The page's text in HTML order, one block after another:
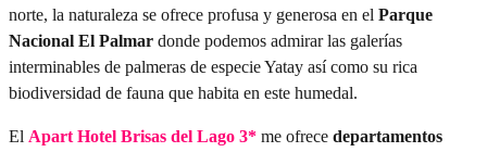
norte, la naturaleza se ofrece profusa y generosa en el Parque
Nacional El Palmar donde podemos admirar las galerías
interminables de palmeras de especie Yatay así como su rica
biodiversidad de fauna que habita en este humedal.
El Apart Hotel Brisas del Lago 3* me ofrece departamentos